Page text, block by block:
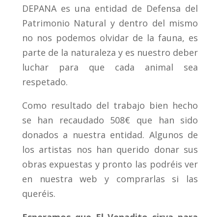
DEPANA es una entidad de Defensa del
Patrimonio Natural y dentro del mismo
no nos podemos olvidar de la fauna, es
parte de la naturaleza y es nuestro deber
luchar para que cada animal sea
respetado.
Como resultado del trabajo bien hecho
se han recaudado 508€ que han sido
donados a nuestra entidad. Algunos de
los artistas nos han querido donar sus
obras expuestas y pronto las podréis ver
en nuestra web y comprarlas si las
queréis.